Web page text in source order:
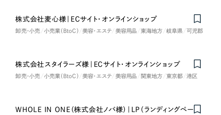
Pace ／クラウド型工数管理ツール
日報ツールで案件ごとの営業利益をリアルタイムに可視化
制作実績
制作実績
自治体・官公庁
株式会社麦心様｜ECサイト・オンラインショップ
卸売・小売 小売業（BtoC） 美容・エステ 美容用品 東海地方 岐阜県 可児郡
株式会社スタイラーズ様｜ECサイト・オンラインショップ
卸売・小売 小売業（BtoC） 美容・エステ 美容用品 関東地方 東京都 港区
WHOLE IN ONE（株式会社ノバ様）｜LP（ランディングペー